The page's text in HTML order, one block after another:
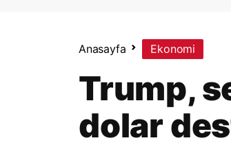
Anasayfa Ekonomi
Trump,
dolar